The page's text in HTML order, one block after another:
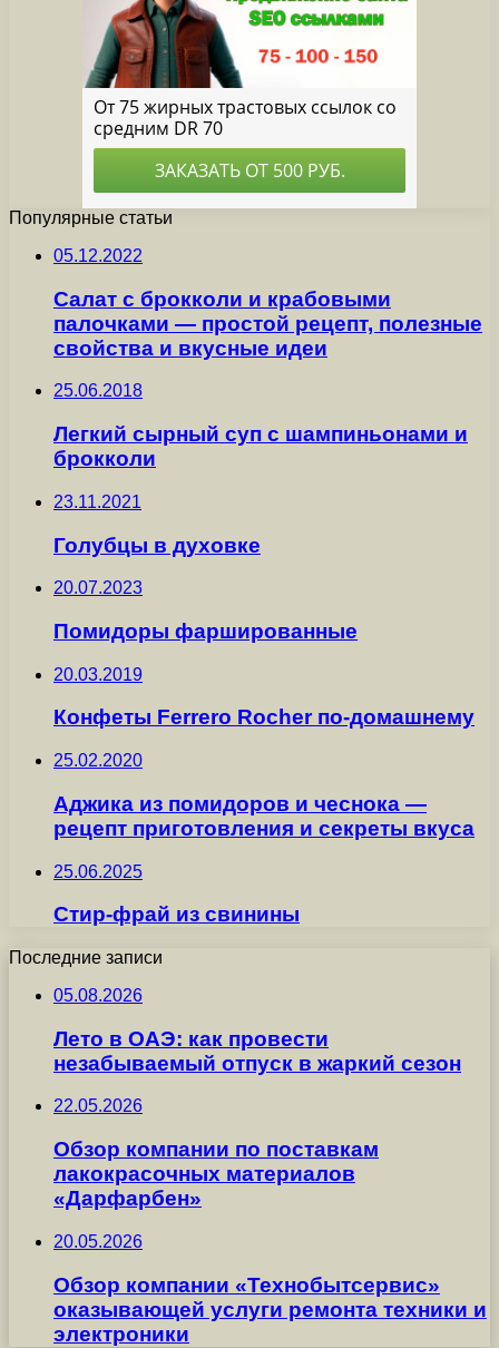
Популярные статьи
05.12.2022
Салат с брокколи и крабовыми
палочками — простой рецепт, полезные
свойства и вкусные идеи
25.06.2018
Легкий сырный суп с шампиньонами и
брокколи
23.11.2021
Голубцы в духовке
20.07.2023
Помидоры фаршированные
20.03.2019
Конфеты Ferrero Rocher по-домашнему
25.02.2020
Аджика из помидоров и чеснока —
рецепт приготовления и секреты вкуса
25.06.2025
Стир-фрай из свинины
Последние записи
05.08.2026
Лето в ОАЭ: как провести
незабываемый отпуск в жаркий сезон
22.05.2026
Обзор компании по поставкам
лакокрасочных материалов
«Дарфарбен»
20.05.2026
Обзор компании «Технобытсервис»
оказывающей услуги ремонта техники и
электроники